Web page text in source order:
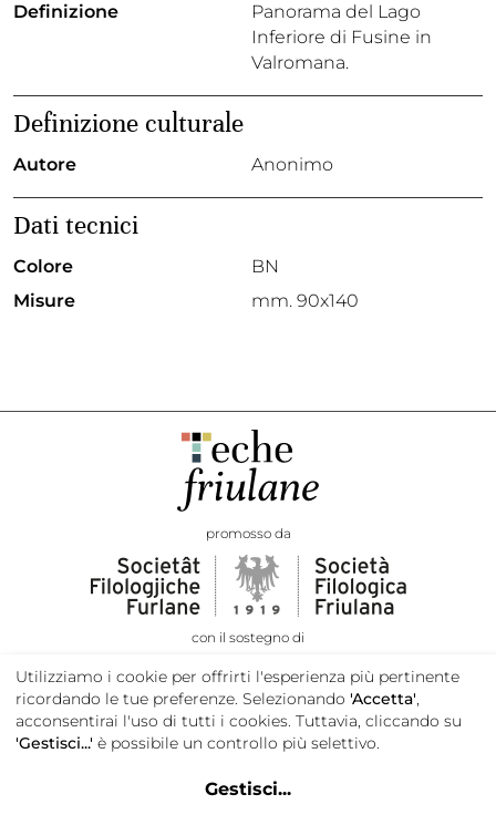
Definizione
Panorama del Lago
Inferiore di Fusine in
Valromana.
Definizione culturale
Autore Anonimo
Dati tecnici
Colore
BN
Misure
mm. 90x140
promosso da
con il sostegno di
Utilizziamo i cookie per offrirti l'esperienza più pertinente
ricordando le tue preferenze. Selezionando 'Accetta',
acconsentirai l'uso di tutti i cookies. Tuttavia, cliccando su
'Gestisci...' è possibile un controllo più selettivo.
Gestisci...